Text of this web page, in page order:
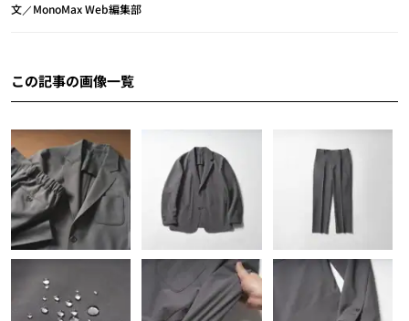
文／MonoMax Web編集部
この記事の画像一覧